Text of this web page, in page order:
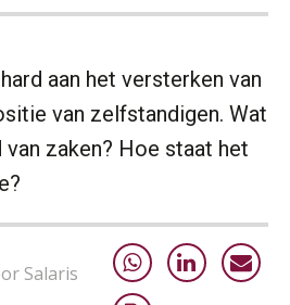
aan het versterken van
van zelfstandigen. Wat
van zaken? Hoe staat het
Salaris